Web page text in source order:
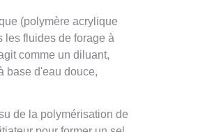
(polymère acrylique
les fluides de forage à
comme un diluant,
base d'eau douce,
de la polymérisation de